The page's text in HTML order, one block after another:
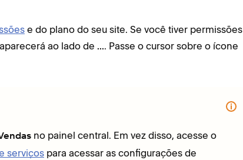
e do plano do seu site. Se você tiver permissões
aparecerá ao lado de .... Passe o cursor sobre o ícone
no painel central. Em vez disso, acesse o
serviços para acessar as configurações de